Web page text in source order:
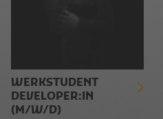
WERKSTUDENT
DEVELOPER:IN
(M/W/D)